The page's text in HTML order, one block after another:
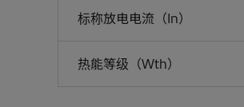
标称放电电流（In）
热能等级（Wth）